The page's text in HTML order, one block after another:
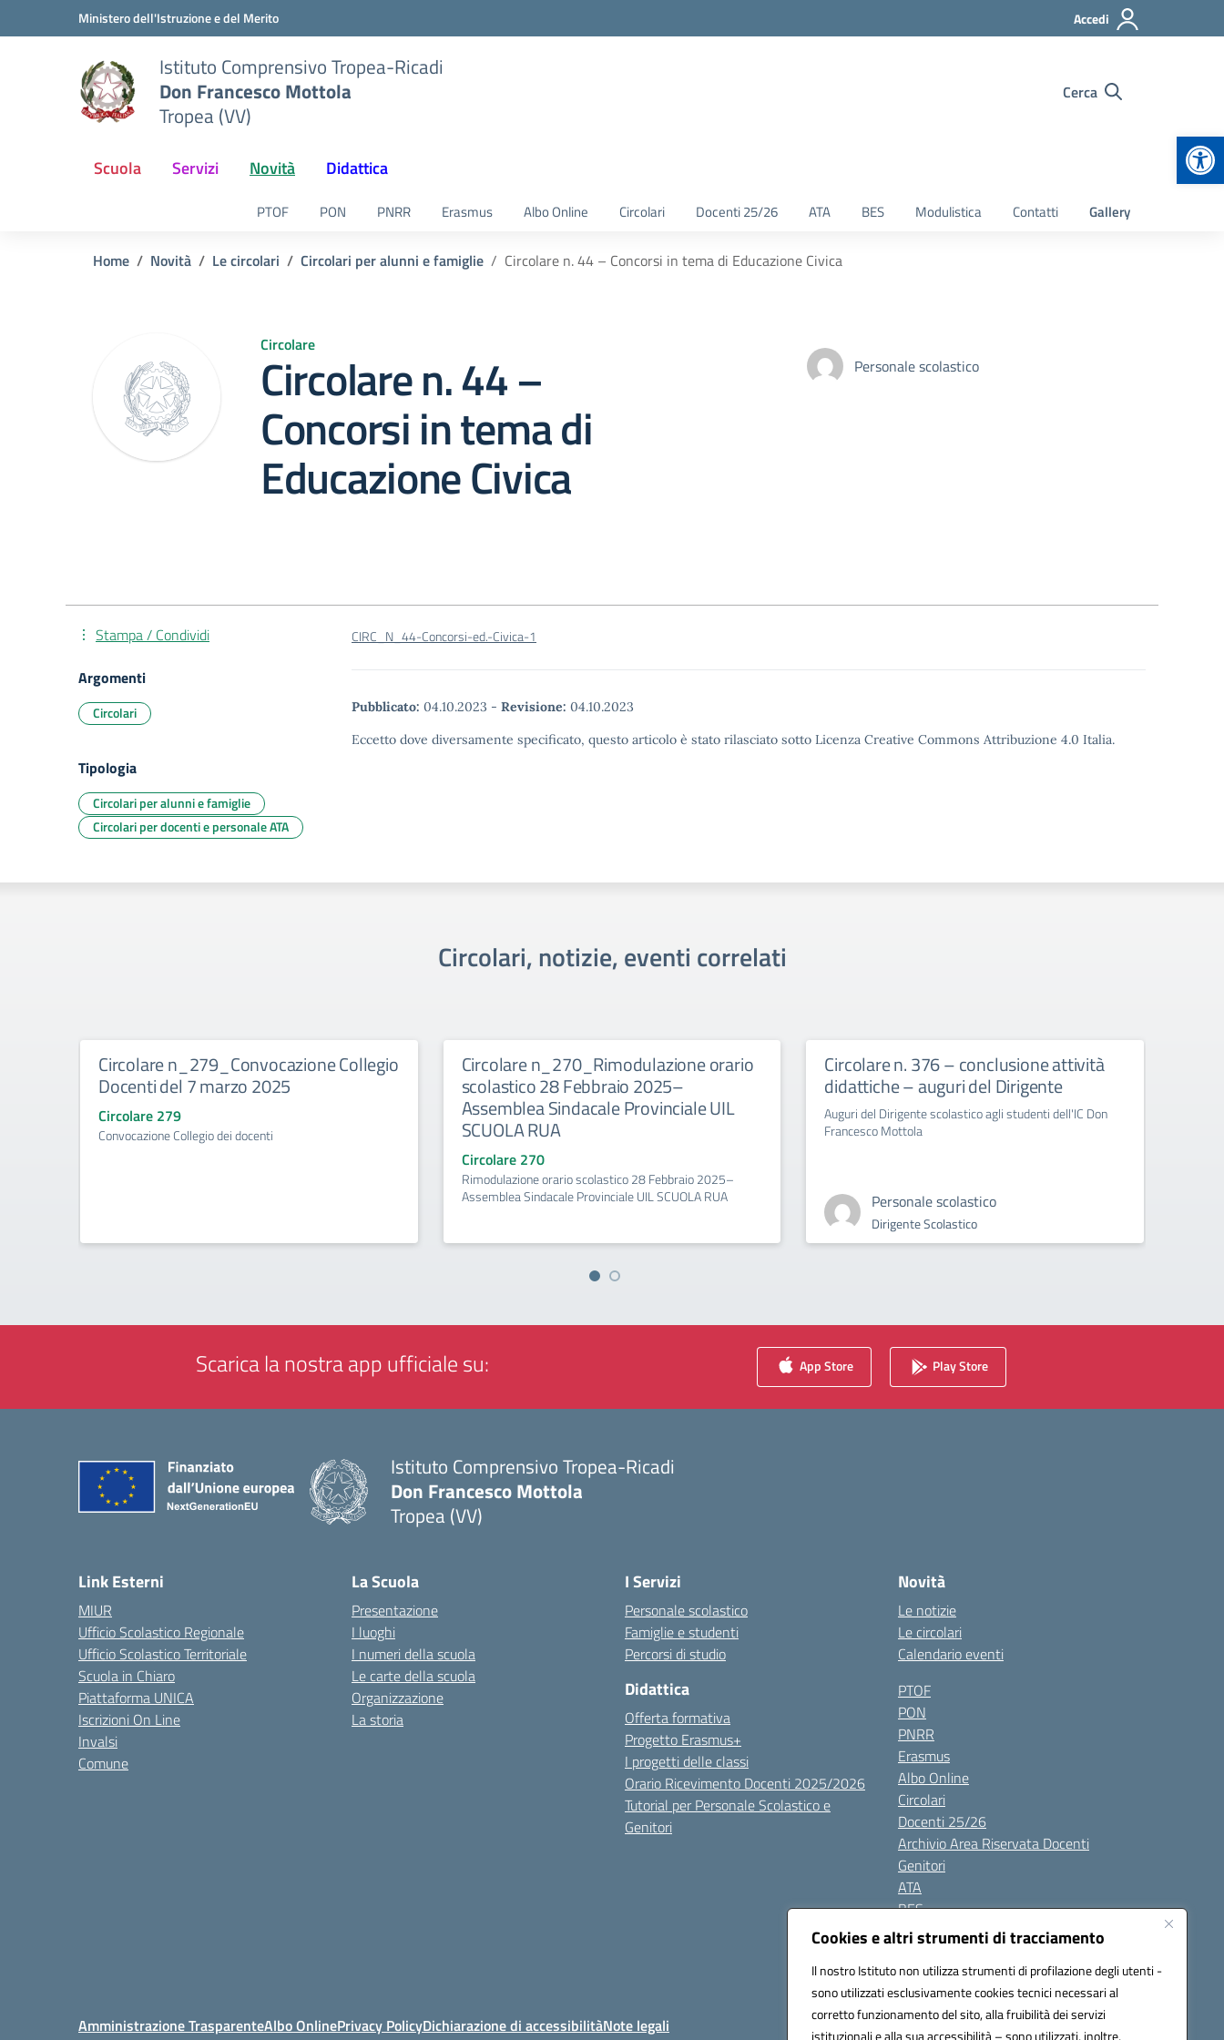
Cookies e altri strumenti di tracciamento
Il nostro Istituto non utilizza strumenti di profilazione degli utenti -
sono utilizzati esclusivamente cookies tecnici necessari al
corretto funzionamento del sito, alla fruibilità dei servizi
istituzionali e alla sua accessibilità – sono utilizzati, inoltre,
Vai ai contenuti
Vai al menu di navigazioneMinistero dell'Istruzione e del Merito Accedi
Istituto Comprensivo Tropea-Ricadi
Don Francesco Mottola
Tropea (VV)
Cerca
Scuola Servizi Novità Didattica
PTOF PON PNRR Erasmus Albo Online Circolari Docenti 25/26 ATA BES Modulistica Contatti Gallery
Home Novità Le circolari Circolari per alunni e famiglie Circolare n. 44 – Concorsi in tema di Educazione Civica
Circolare
Circolare n. 44 –
Concorsi in tema di
Educazione Civica
Personale scolastico
CIRC_N_44-Concorsi-ed.-Civica-1
Pubblicato: 04.10.2023 - Revisione: 04.10.2023
Eccetto dove diversamente specificato, questo articolo è stato rilasciato sotto Licenza Creative Commons Attribuzione 4.0 Italia.
Stampa / Condividi
Argomenti
Circolari
Tipologia
Circolari per alunni e famiglie
Circolari per docenti e personale ATA
Circolari, notizie, eventi correlati
Circolare n_279_Convocazione Collegio
Docenti del 7 marzo 2025
Circolare 279
Convocazione Collegio dei docenti
Circolare n_270_Rimodulazione orario
scolastico 28 Febbraio 2025–
Assemblea Sindacale Provinciale UIL
SCUOLA RUA
Circolare 270
Rimodulazione orario scolastico 28 Febbraio 2025–
Assemblea Sindacale Provinciale UIL SCUOLA RUA
Circolare n. 376 – conclusione attività
didattiche – auguri del Dirigente
Auguri del Dirigente scolastico agli studenti dell'IC Don
Francesco Mottola
Personale scolastico
Dirigente Scolastico
Scarica la nostra app ufficiale su: App Store Play Store
Istituto Comprensivo Tropea-Ricadi
Don Francesco Mottola
Tropea (VV)
Link Esterni
MIUR
Ufficio Scolastico Regionale
Ufficio Scolastico Territoriale
Scuola in Chiaro
Piattaforma UNICA
Iscrizioni On Line
Invalsi
Comune
La Scuola
Presentazione
I luoghi
I numeri della scuola
Le carte della scuola
Organizzazione
La storia
I Servizi
Personale scolastico
Famiglie e studenti
Percorsi di studio
Didattica
Offerta formativa
Progetto Erasmus+
I progetti delle classi
Orario Ricevimento Docenti 2025/2026
Tutorial per Personale Scolastico e
Genitori
Novità
Le notizie
Le circolari
Calendario eventi
PTOF
PON
PNRR
Erasmus
Albo Online
Circolari
Docenti 25/26
Archivio Area Riservata Docenti
Genitori
ATA
BES
Modulistica
Gallery
Amministrazione TrasparenteAlbo OnlinePrivacy PolicyDichiarazione di accessibilitàNote legali